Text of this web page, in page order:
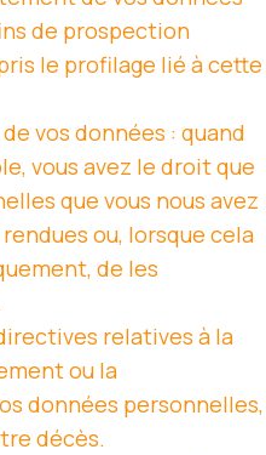
de prospection
le profilage lié à cette
vos données : quand
vous avez le droit que
que vous nous avez
ou, lorsque cela
de les
relatives à la
ou la
données personnelles,
décès.